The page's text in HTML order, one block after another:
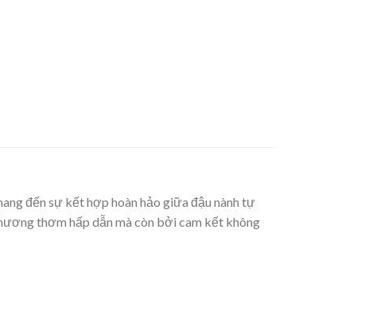
đến sự kết hợp hoàn hảo giữa đậu nành tự
thơm hấp dẫn mà còn bởi cam kết không